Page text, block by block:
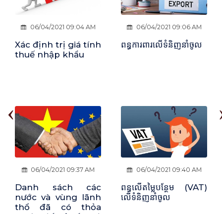
06/04/2021 09:04 AM
Xác định trị giá tính
thuế nhập khẩu
06/04/2021 09:37 AM
Danh sách các
nước và vùng lãnh
thổ đã có thỏa
06/04/2021 09:06 AM
ពន្ធការពារលើទំនិញនាំចូល
06/04/2021 09:40 AM
ពន្ធលើតម្លៃបន្ថែម (VAT)
លើទំនិញនាំចូល
‹